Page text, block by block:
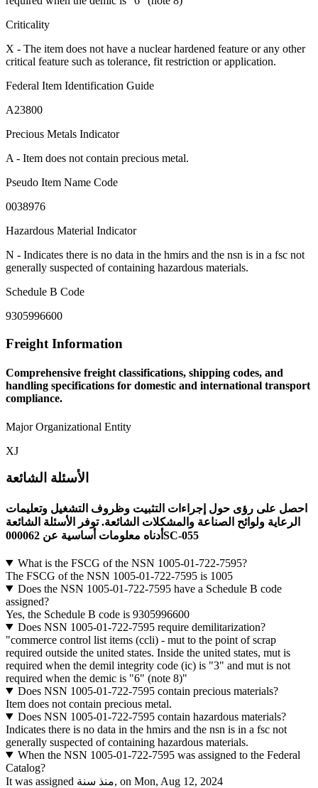
Criticality
X - The item does not have a nuclear hardened feature or any other
critical feature such as tolerance, fit restriction or application.
Federal Item Identification Guide
A23800
Precious Metals Indicator
A - Item does not contain precious metal.
Pseudo Item Name Code
0038976
Hazardous Material Indicator
N - Indicates there is no data in the hmirs and the nsn is in a fsc not
generally suspected of containing hazardous materials.
Schedule B Code
9305996600
Freight Information
Comprehensive freight classifications, shipping codes, and
handling specifications for domestic and international transport
compliance.
Major Organizational Entity
XJ
الأسئلة الشائعة
احصل على رؤى حول إجراءات التثبيت وظروف التشغيل وتعليمات
الرعاية ولوائح الصناعة والمشكلات الشائعة. توفر الأسئلة الشائعة
أدناه معلومات أساسية عن 000062SC-055
What is the FSCG of the NSN 1005-01-722-7595?
The FSCG of the NSN 1005-01-722-7595 is 1005
Does the NSN 1005-01-722-7595 have a Schedule B code
assigned?
Yes, the Schedule B code is 9305996600
Does NSN 1005-01-722-7595 require demilitarization?
"commerce control list items (ccli) - mut to the point of scrap
required outside the united states. Inside the united states, mut is
required when the demil integrity code (ic) is "3" and mut is not
required when the demic is "6" (note 8)"
Does NSN 1005-01-722-7595 contain precious materials?
Item does not contain precious metal.
Does NSN 1005-01-722-7595 contain hazardous materials?
Indicates there is no data in the hmirs and the nsn is in a fsc not
generally suspected of containing hazardous materials.
When the NSN 1005-01-722-7595 was assigned to the Federal
Catalog?
It was assigned منذ سنة, on Mon, Aug 12, 2024